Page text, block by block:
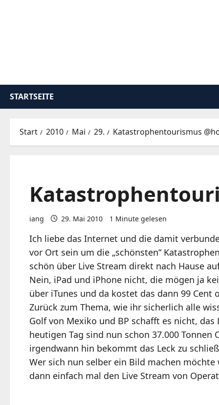
STARTSEITE
Start 2010 Mai 29. Katastrophentourismus
iang 29. Mai 2010 1 Minute gelesen
Ich liebe das Internet und die damit
vor Ort sein um die „schönsten“
schön über Live Stream direkt nach Hause
Nein, iPad und iPhone nicht, die mögen ja
über iTunes und da kostet das dann 99 Cent
Zurück zum Thema, wie ihr sicherlich alle
Golf von Mexiko und BP schafft es nicht,
heutigen Tag sind nun schon 37.000
irgendwann hin bekommt das Leck zu
Wer sich nun selber ein Bild machen
dann einfach mal den Live Stream von